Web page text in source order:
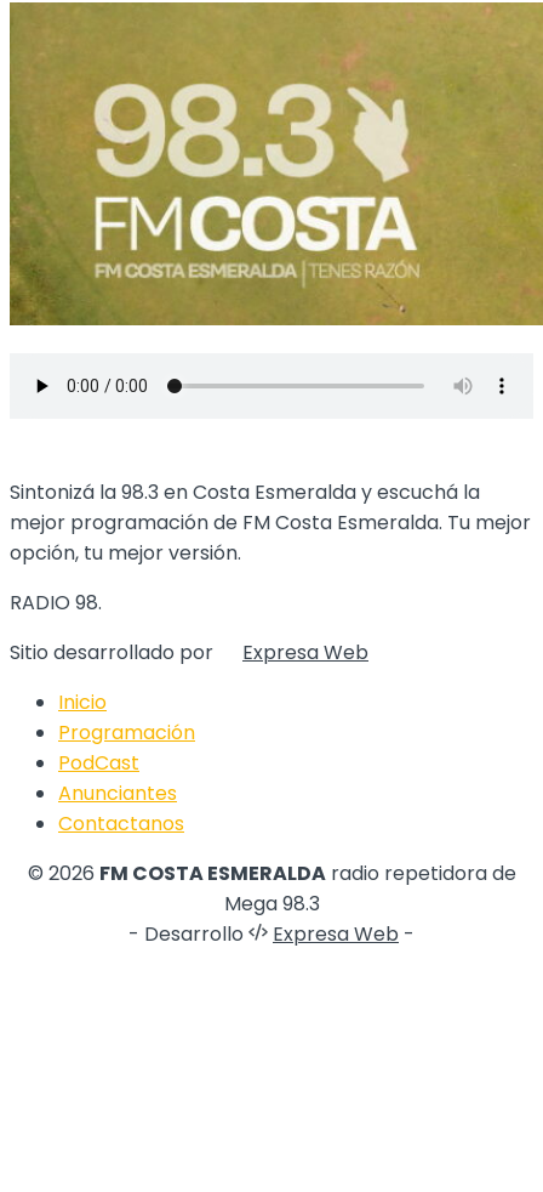
Sintonizá la 98.3 en Costa Esmeralda y escuchá la
mejor programación de FM Costa Esmeralda. Tu mejor
opción, tu mejor versión.
RADIO 98.
Sitio desarrollado por
Expresa Web
Inicio
Programación
PodCast
Anunciantes
Contactanos
© 2026 FM COSTA ESMERALDAradio repetidora de
Mega 98.3
- Desarrollo
Expresa Web -